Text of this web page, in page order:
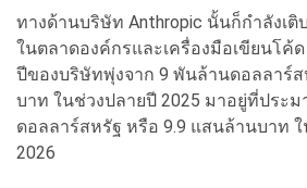
ทางด้านบริษัท Anthropic นั้นก็กำลังเติ
ในตลาดองค์กรและเครื่องมือเขียนโค้
ปีของบริษัทพุ่งจาก 9 พันล้านดอลลาร์
บาท ในช่วงปลายปี 2025 มาอยู่ที่ประ
ดอลลาร์สหรัฐ หรือ 9.9 แสนล้านบาท
2026